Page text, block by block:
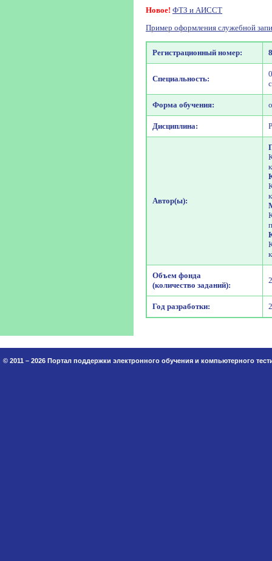
Новое! ФТЗ и АИССТ
Пример оформления служебной
Регистрационный номер:
Специальность:
Форма обучения:
Дисциплина:
Автор(ы):
Объем фонда
(количество заданий):
Год разработки:
© 2011 – 2026 Портал поддержки электронного обучения и компьютерного